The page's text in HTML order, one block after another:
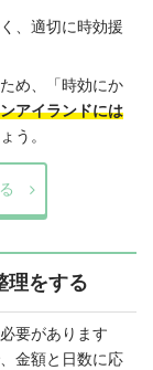
、適切に時効援
め、「時効にか
アイランドには
う。
理をする
要があります
金額と日数に応